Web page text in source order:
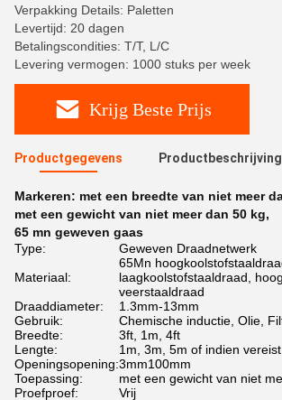
Verpakking Details: Paletten
Levertijd: 20 dagen
Betalingscondities: T/T, L/C
Levering vermogen: 1000 stuks per week
Krijg Beste Prijs
Productgegevens Productbeschrijving
Markeren: met een breedte van niet meer
met een gewicht van niet meer dan 50 kg,
65 mn geweven gaas
Type:
Geweven Draadnetwerk
Materiaal:
65Mn
laagkoolstofstaaldraad,
veerstaaldraad
Draaddiameter:
1.3mm-13mm
Gebruik:
Chemische inductie, Olie,
Breedte:
3ft, 1m, 4ft
Lengte:
1m, 3m, 5m of indien vereist
Openingsopening:3mm100mm
Toepassing:
met een gewicht van niet
Proefproef:
Vrij